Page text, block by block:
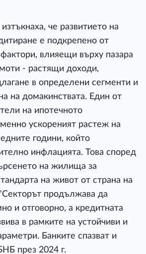
че развитието на
е подкрепено от
влияещи върху пазара
- растящи доходи,
в определени сегменти и
на домакинствата. Един от
на ипотечното
ускореният растеж на
години, който
инфлацията. Това според
на жилища за
на живот от страна на
продължава да
и отговорно, а кредитната
в рамките на устойчиви и
Банките спазват и
през 2024 г.